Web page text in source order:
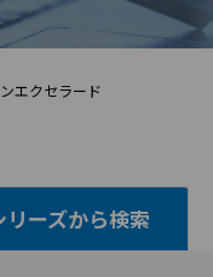
エクセラード
リーズから検索